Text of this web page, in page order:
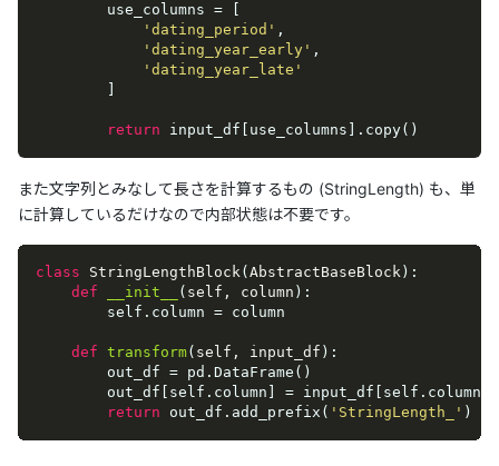
        use_columns = [
'dating_period' ,
'dating_year_early' ,
'dating_year_late'
return input_df[use_columns].copy()
また文字列とみなして長さを計算するもの (StringLength) も、単
に計算しているだけなので内部状態は不要です。
class StringLengthBlock( AbstractBaseBlock ):
def
__init__ ( self, column ):
        self.column = column
def transform( self, input_df ):
        out_df = pd.DataFrame()
        out_df[self.column] = input_df[self.column].
return out_df.add_prefix( 'StringLength_' )